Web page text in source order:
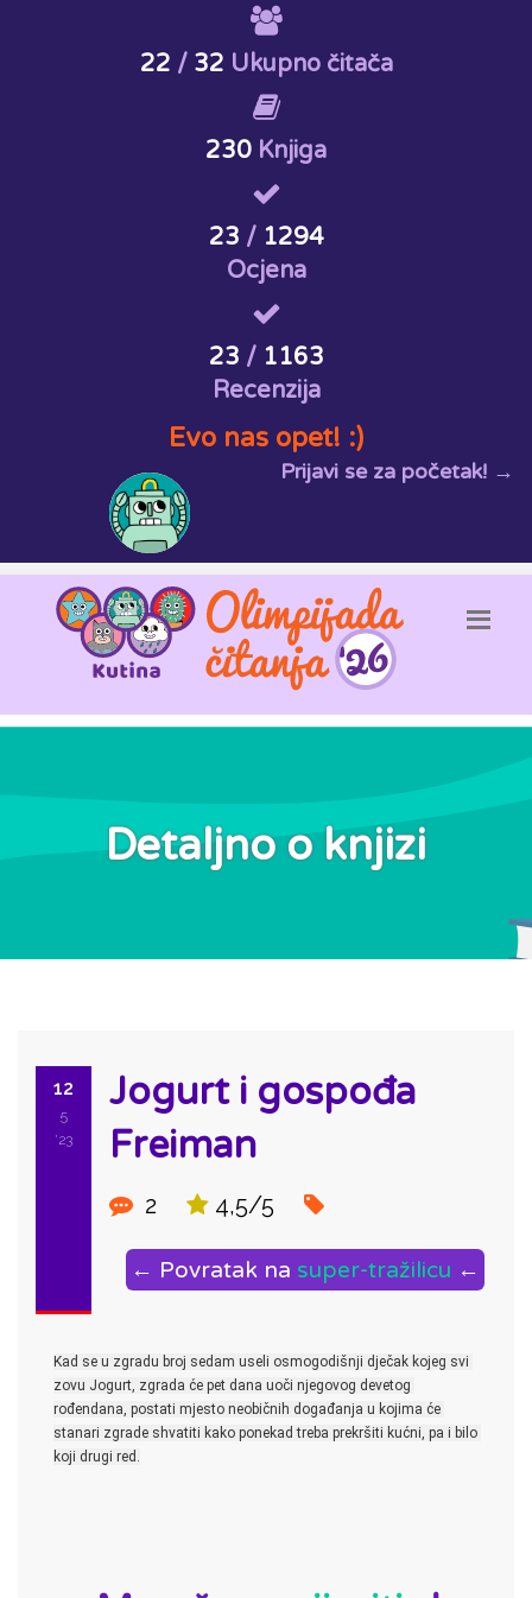
22 / 32 Ukupno čitača
230 Knjiga
23 / 1294
Ocjena
23 / 1163
Recenzija
Evo nas opet! :)
Prijavi se za početak! →
Detaljno o knjizi
12
5
'23
Jogurt i gospođa
Freiman
2 4,5/5
← Povratak na super-tražilicu ←
Kad se u zgradu broj sedam useli osmogodišnji dječak kojeg svi
zovu Jogurt, zgrada će pet dana uoči njegovog devetog
rođendana, postati mjesto neobičnih događanja u kojima će
stanari zgrade shvatiti kako ponekad treba prekršiti kućni, pa i bilo
koji drugi red.